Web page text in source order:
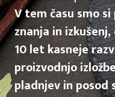
V tem času smo
znanja in
10 let kasneje
proizvodnjo
pladnjev in posod